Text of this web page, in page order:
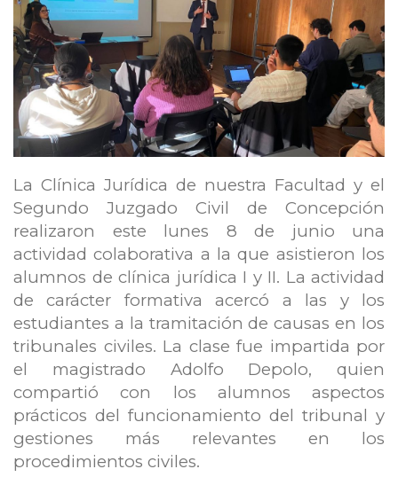
La Clínica Jurídica de nuestra Facultad y el
Segundo Juzgado Civil de Concepción
realizaron este lunes 8 de junio una
actividad colaborativa a la que asistieron los
alumnos de clínica jurídica I y II. La actividad
de carácter formativa acercó a las y los
estudiantes a la tramitación de causas en los
tribunales civiles. La clase fue impartida por
el magistrado Adolfo Depolo, quien
compartió con los alumnos aspectos
prácticos del funcionamiento del tribunal y
gestiones más relevantes en los
procedimientos civiles.